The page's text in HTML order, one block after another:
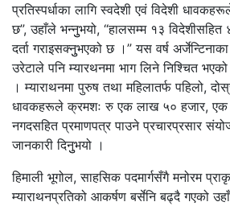
प्रतिस्पर्धाका लागि स्वदेशी एवं विदेशी
छ”, उहाँले भन्नुुभयो, “हालसम्म १३
दर्ता गराइसक्नुुभएको छ ।” यस वर्ष
उरेटाले पनि म्यारथनमा भाग लिने निश्चित
। म्याराथनमा पुरुष तथा महिलातर्फ पहिलो,
धावकहरूले क्रमशः रु एक लाख ५० हजार, एक
नगदसहित प्रमाणपत्र पाउने प्रचारप्रसार
जानकारी दिनुुभयो ।
हिमाली भूगोल, साहसिक पदमार्गसँगै मनोरम
म्याराथनप्रतिको आकर्षण बर्सेनि बढ्दै गएको